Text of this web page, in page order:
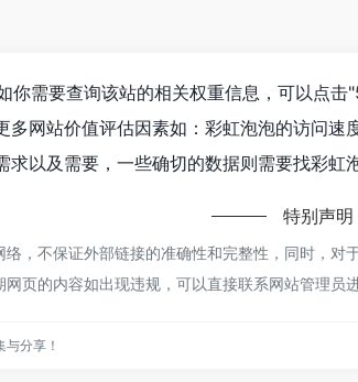
你需要查询该站的相关权重信息，可以点击"
多网站价值评估因素如：彩虹泡泡的访问
以及需要，一些确切的数据则需要找彩虹
特别声明
，不保证外部链接的准确性和完整性，同时，
页的内容如出现违规，可以直接联系网站管理员
分享！